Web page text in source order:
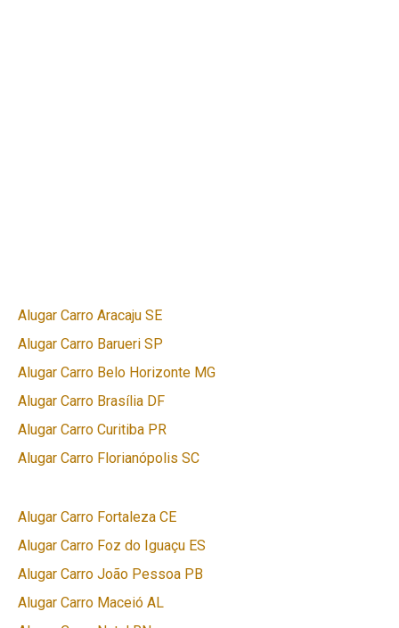
Alugar Carro Aracaju SE
Alugar Carro Barueri SP
Alugar Carro Belo Horizonte MG
Alugar Carro Brasília DF
Alugar Carro Curitiba PR
Alugar Carro Florianópolis SC
Alugar Carro Fortaleza CE
Alugar Carro Foz do Iguaçu ES
Alugar Carro João Pessoa PB
Alugar Carro Maceió AL